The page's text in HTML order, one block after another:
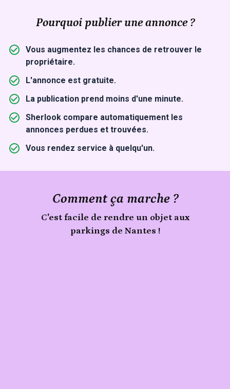
Pourquoi publier une annonce ?
Vous augmentez les chances de retrouver le
propriétaire.
L'annonce est gratuite.
La publication prend moins d'une minute.
Sherlook compare automatiquement les
annonces perdues et trouvées.
Vous rendez service à quelqu'un.
Comment ça marche ?
C'est facile de rendre un objet aux
parkings de Nantes !